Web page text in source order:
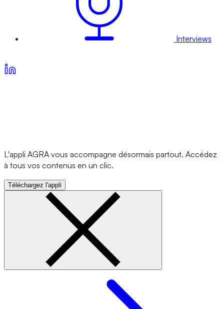
Interviews
L'appli AGRA vous accompagne désormais partout. Accédez
à tous vos contenus en un clic.
Téléchargez l'appli